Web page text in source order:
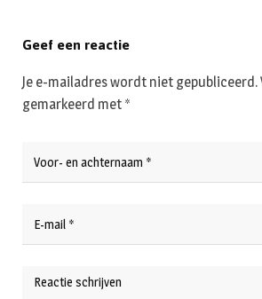
Geef een reactie
Je e-mailadres wordt niet gepubliceerd.
gemarkeerd met *